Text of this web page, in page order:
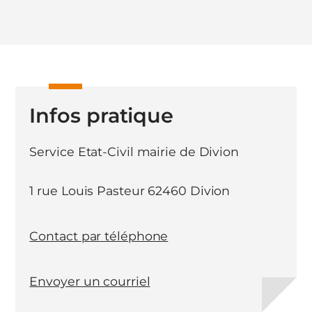
Infos pratique
Service Etat-Civil mairie de Divion
1 rue Louis Pasteur 62460 Divion
Contact par téléphone
Envoyer un courriel